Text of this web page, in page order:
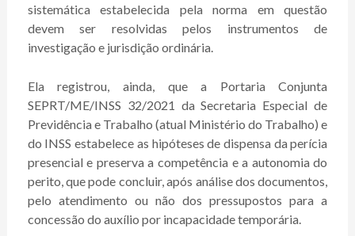
sistemática estabelecida pela norma em questão
devem ser resolvidas pelos instrumentos de
investigação e jurisdição ordinária.
Ela registrou, ainda, que a Portaria Conjunta
SEPRT/ME/INSS 32/2021 da Secretaria Especial de
Previdência e Trabalho (atual Ministério do Trabalho) e
do INSS estabelece as hipóteses de dispensa da perícia
presencial e preserva a competência e a autonomia do
perito, que pode concluir, após análise dos documentos,
pelo atendimento ou não dos pressupostos para a
concessão do auxílio por incapacidade temporária.